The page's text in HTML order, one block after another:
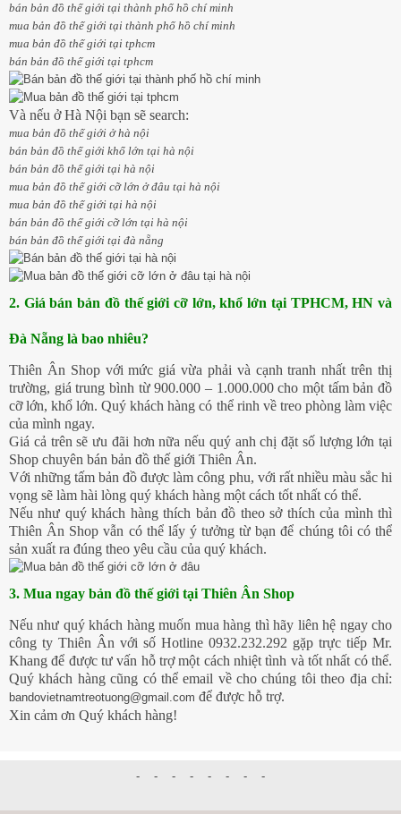
bán bản đồ thế giới tại thành phố hồ chí minh
mua bản đồ thế giới tại thành phố hồ chí minh
mua bản đồ thế giới tại tphcm
bán bản đồ thế giới tại tphcm
Và nếu ở Hà Nội bạn sẽ search:
mua bản đồ thế giới ở hà nội
bán bản đồ thế giới khổ lớn tại hà nội
bán bản đồ thế giới tại hà nội
mua bản đồ thế giới cỡ lớn ở đâu tại hà nội
mua bản đồ thế giới tại hà nội
bán bản đồ thế giới cỡ lớn tại hà nội
bán bản đồ thế giới tại đà nẵng
2. Giá bán bản đồ thế giới cỡ lớn, khổ lớn tại TPHCM, HN và
Đà Nẵng là bao nhiêu?
Thiên Ân Shop với mức giá vừa phải và cạnh tranh nhất trên thị
trường, giá trung bình từ 900.000 – 1.000.000 cho một tấm bản đồ
cỡ lớn, khổ lớn. Quý khách hàng có thể rinh về treo phòng làm việc
của mình ngay.
Giá cả trên sẽ ưu đãi hơn nữa nếu quý anh chị đặt số lượng lớn tại
Shop chuyên bán bản đồ thế giới Thiên Ân.
Với những tấm bản đồ được làm công phu, với rất nhiều màu sắc hi
vọng sẽ làm hài lòng quý khách hàng một cách tốt nhất có thể.
Nếu như quý khách hàng thích bản đồ theo sở thích của mình thì
Thiên Ân Shop vẫn có thể lấy ý tưởng từ bạn để chúng tôi có thể
sản xuất ra đúng theo yêu cầu của quý khách.
3. Mua ngay bản đồ thế giới tại Thiên Ân Shop
Nếu như quý khách hàng muốn mua hàng thì hãy liên hệ ngay cho
công ty Thiên Ân với số Hotline 0932.232.292 gặp trực tiếp Mr.
Khang để được tư vấn hỗ trợ một cách nhiệt tình và tốt nhất có thể.
Quý khách hàng cũng có thể email về cho chúng tôi theo địa chỉ:
bandovietnamtreotuong@gmail.com để được hỗ trợ.
Xin cảm ơn Quý khách hàng!
- - - - - - - -